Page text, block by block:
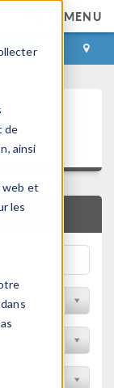
de
ainsi
web et
les
MENU
CONTACT